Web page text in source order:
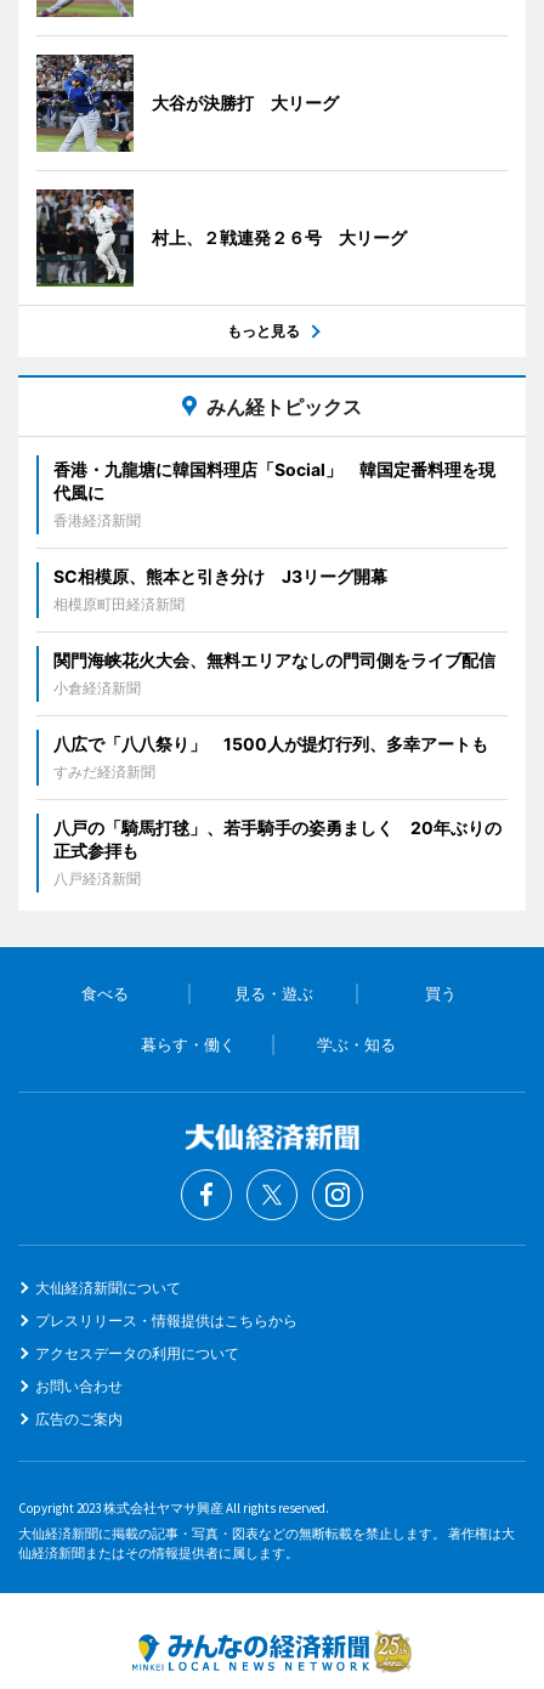
大谷が決勝打 大リーグ
村上、２戦連発２６号 大リーグ
もっと見る
みん経トピックス
香港・九龍塘に韓国料理店「Social」 韓国定番料理を現
代風に
香港経済新聞
SC相模原、熊本と引き分け J3リーグ開幕
相模原町田経済新聞
関門海峡花火大会、無料エリアなしの門司側をライブ配信
小倉経済新聞
八広で「八八祭り」 1500人が提灯行列、多幸アートも
すみだ経済新聞
八戸の「騎馬打毬」、若手騎手の姿勇ましく 20年ぶりの
正式参拝も
八戸経済新聞
食べる 見る・遊ぶ 買う
暮らす・働く 学ぶ・知る
大仙経済新聞について
プレスリリース・情報提供はこちらから
アクセスデータの利用について
お問い合わせ
広告のご案内
Copyright 2023 株式会社ヤマサ興産 All rights reserved.
大仙経済新聞に掲載の記事・写真・図表などの無断転載を禁止します。 著作権は大
仙経済新聞またはその情報提供者に属します。